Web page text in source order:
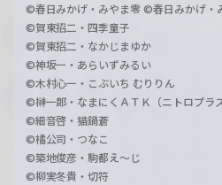
©春日みかげ・みやま零 ©春日みかげ・
©賀東招二・四季童子
©賀東招二・なかじまゆか
©神坂一・あらいずみるい
©木村心一・こぶいち むりりん
©榊一郎・なまにくＡＴＫ（ニトロプラス
©細音啓・猫鍋蒼
©橘公司・つなこ
©築地俊彦・駒都え～じ
©柳実冬貴・切符